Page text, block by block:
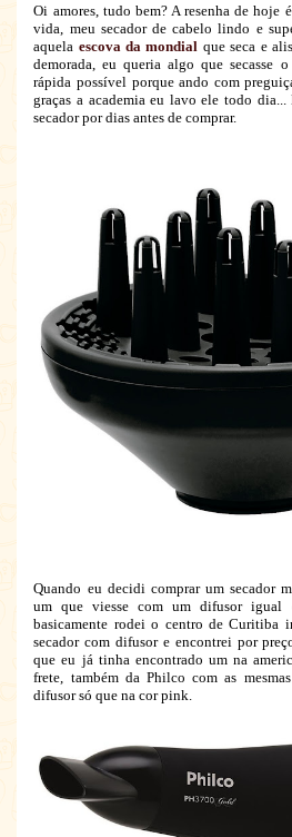
Oi amores, tudo bem? A resenha de hoje
vida, meu secador de cabelo lindo e
aquela escova da mondial que seca e
demorada, eu queria algo que secasse
rápida possível porque ando com
graças a academia eu lavo ele todo
secador por dias antes de comprar.
Quando eu decidi comprar um secador
um que viesse com um difusor igual
basicamente rodei o centro de Curitiba
secador com difusor e encontrei por
que eu já tinha encontrado um na
frete, também da Philco com as
difusor só que na cor pink.